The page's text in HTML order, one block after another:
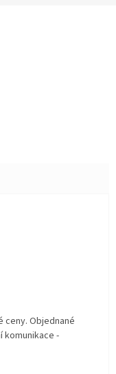
ceny. Objednané
komunikace -